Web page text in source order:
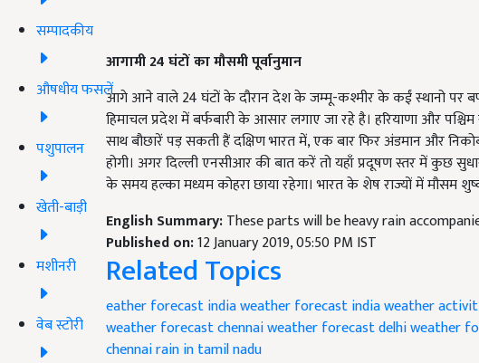
सम्पादकीय
औषधीय फसलें
पशुपालन
खेती-बाड़ी
मशीनरी
वेब स्टोरी
आगामी 24 घंटों का मौसमी पूर्वानुमान
आगे आने वाले 24 घंटों के दौरान देश के जम्मू-कश्मीर के कईं स्थानो पर
हिमाचल प्रदेश में बर्फबारी के आसार लगाए जा रहे है। हरियाणा और
साथ बौछारें पड़ सकती हैं दक्षिण भारत में, एक बार फिर अंडमान और
होगी। अगर दिल्ली एनसीआर की बात करें तो यहाँ प्रदूषण स्तर में कुछ
के समय हल्का मध्यम कोहरा छाया रहेगा। भारत के शेष राज्यों में मौसम
English Summary:These parts will be heavy rain
Published on:12 January 2019, 05:50 PM IST
Related Topics
eather forecastindia weather forecastindia weather
weather forecastchennai weather forecastdelhi weather
chennairain in tamil nadu